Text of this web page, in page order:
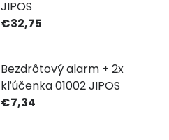
JIPOS
€32,75
Bezdrôtový alarm + 2x
kľúčenka 01002 JIPOS
€7,34